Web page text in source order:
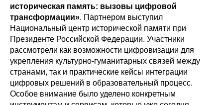
историческая память: вызовы цифровой
трансформации». Партнером выступил
Национальный центр исторической памяти при
Президенте Российской Федерации. Участники
рассмотрели как возможности цифровизации для
укрепления культурно-гуманитарных связей между
странами, так и практические кейсы интеграции
цифровых решений в образовательный процесс.
Особое внимание было уделено конкретным